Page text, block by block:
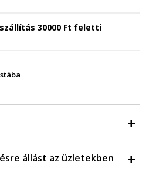
30000 Ft feletti
állást az üzletekben